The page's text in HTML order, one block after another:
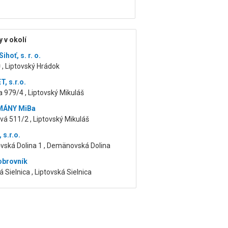
v okolí
s. r. o.
, Liptovský Hrádok
s.r.o.
979/4 , Liptovský Mikuláš
MiBa
511/2 , Liptovský Mikuláš
s.r.o.
Dolina 1 , Demänovská Dolina
Sielnica , Liptovská Sielnica